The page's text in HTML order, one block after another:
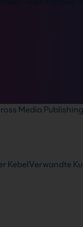
Media
KebelVerwandte